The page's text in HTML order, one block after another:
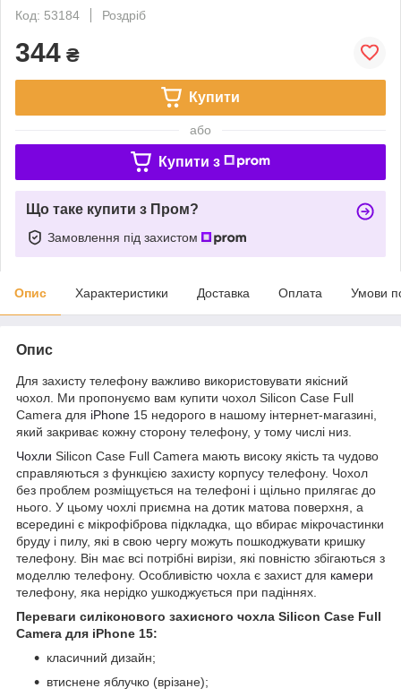
Код: 53184
Роздріб
344 ₴
Купити
або
Купити з
Що таке купити з Пром?
Замовлення під захистом
Опис Характеристики Доставка Оплата Умови
Опис
Для захисту телефону важливо використовувати якісний
чохол. Ми пропонуємо вам купити чохол Silicon Case Full
Camera для iPhone 15 недорого в нашому інтернет-магазині,
який закриває кожну сторону телефону, у тому числі низ.
Чохли Silicon Case Full Camera мають високу якість та чудово
справляються з функцією захисту корпусу телефону. Чохол
без проблем розміщується на телефоні і щільно прилягає до
нього. У цьому чохлі приємна на дотик матова поверхня, а
всередині є мікрофіброва підкладка, що вбирає мікрочастинки
бруду і пилу, які в свою чергу можуть пошкоджувати кришку
телефону. Він має всі потрібні вирізи, які повністю збігаються з
моделлю телефону. Особливістю чохла є захист для камери
телефону, яка нерідко ушкоджується при падіннях.
Переваги силіконового захисного чохла Silicon Case Full
Camera для iPhone 15:
класичний дизайн;
втиснене яблучко (врізане);